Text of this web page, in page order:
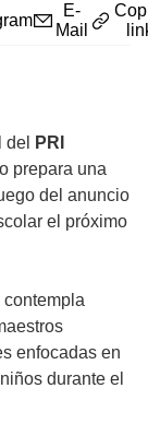
E-
Mail
del
PRI
prepara una
del anuncio
el próximo
enfocadas en
durante el